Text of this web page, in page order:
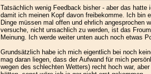
Tatsächlich wenig Feedback bisher - aber das
damit ich meinen Kopf davon freibekomme. Ich bin
Dinge müssen mal offen und ehrlich angesprochen
versuche, nicht unsachlich zu werden, ist das
Meinung. Ich werde weiter unten auch noch etwas
Grundsätzlich habe ich mich eigentlich bei noch
mag daran liegen, dass der Aufwand für mich
wegen des schlechten Wetters) recht hoch war,